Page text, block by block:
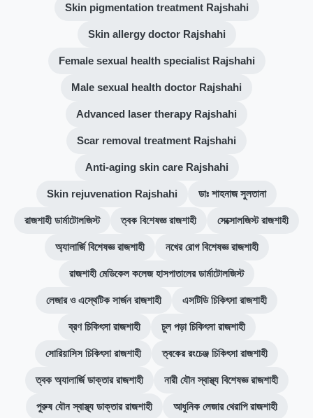
Skin pigmentation treatment Rajshahi
Skin allergy doctor Rajshahi
Female sexual health specialist Rajshahi
Male sexual health doctor Rajshahi
Advanced laser therapy Rajshahi
Scar removal treatment Rajshahi
Anti-aging skin care Rajshahi
Skin rejuvenation Rajshahi ডাঃ শাহনাজ সুলতানা
রাজশাহী ডার্মাটোলজিস্ট ত্বক বিশেষজ্ঞ রাজশাহী সেক্সোলজিস্ট রাজশাহী
অ্যালার্জি বিশেষজ্ঞ রাজশাহী নখের রোগ বিশেষজ্ঞ রাজশাহী
রাজশাহী মেডিকেল কলেজ হাসপাতালের ডার্মাটোলজিস্ট
লেজার ও এস্থেটিক সার্জন রাজশাহী এসটিডি চিকিৎসা রাজশাহী
ব্রণ চিকিৎসা রাজশাহী চুল পড়া চিকিৎসা রাজশাহী
সোরিয়াসিস চিকিৎসা রাজশাহী ত্বকের রংচেঞ্জ চিকিৎসা রাজশাহী
ত্বক অ্যালার্জি ডাক্তার রাজশাহী নারী যৌন স্বাস্থ্য বিশেষজ্ঞ রাজশাহী
পুরুষ যৌন স্বাস্থ্য ডাক্তার রাজশাহী আধুনিক লেজার থেরাপি রাজশাহী